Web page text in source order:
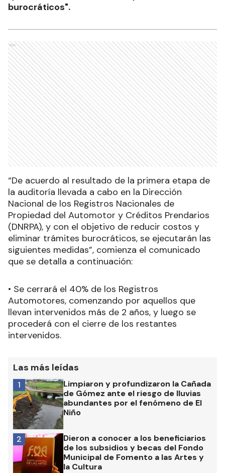
burocráticos".
Ads
“De acuerdo al resultado de la primera etapa de
la auditoría llevada a cabo en la Dirección
Nacional de los Registros Nacionales de
Propiedad del Automotor y Créditos Prendarios
(DNRPA), y con el objetivo de reducir costos y
eliminar trámites burocráticos, se ejecutarán las
siguientes medidas”, comienza el comunicado
que se detalla a continuación:
• Se cerrará el 40% de los Registros
Automotores, comenzando por aquellos que
llevan intervenidos más de 2 años, y luego se
procederá con el cierre de los restantes
intervenidos.
Las más leídas
Limpiaron y profundizaron la Cañada
de Gómez ante el riesgo de lluvias
abundantes por el fenómeno de El
Niño
1
Dieron a conocer a los beneficiarios
de los subsidios y becas del Fondo
Municipal de Fomento a las Artes y
la Cultura
2